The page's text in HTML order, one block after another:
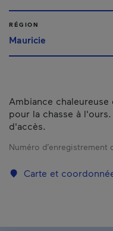
RÉGION
Mauricie
Ambiance
pour la chasse à
d'accès.
Numéro d’enregistrement
Carte et